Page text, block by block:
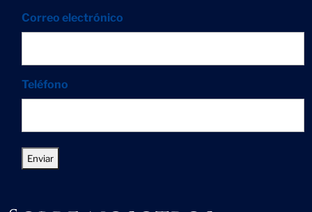
Correo electrónico
Teléfono